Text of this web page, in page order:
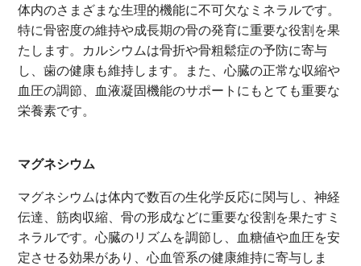
体内のさまざまな生理的機能に不可欠なミネラルです。
特に骨密度の維持や成長期の骨の発育に重要な役割を果
たします。カルシウムは骨折や骨粗鬆症の予防に寄与
し、歯の健康も維持します。また、心臓の正常な収縮や
血圧の調節、血液凝固機能のサポートにもとても重要な
栄養素です。
マグネシウム
マグネシウムは体内で数百の生化学反応に関与し、神経
伝達、筋肉収縮、骨の形成などに重要な役割を果たすミ
ネラルです。心臓のリズムを調節し、血糖値や血圧を安
定させる効果があり、心血管系の健康維持に寄与しま